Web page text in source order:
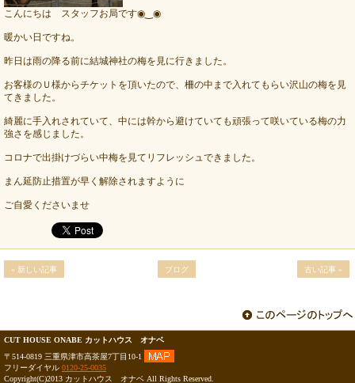
こんにちは スタッフお局です◉‿◉
暖かい日ですね。
昨日は雨の降る前に結城神社の梅を見に行きました。
お客様のＵ様からチケットを頂いたので、柵の中まで入れてもらい沢山の梅を見
てきました。
綺麗に手入れされていて、中には幹から避けていても頑張って咲いている梅の力
強さを感じました。
コロナで出掛けづらい中梅を見てリフレッシュできました。
まん延防止措置が早く解除されますように
ご自愛くださいませ
« 新しい記事 ブログ 古い記事 »
CUT HOUSE ONABE カットハウス オナベ
〒514-0819 三重県津市高茶屋7丁目10-1
フリーダイヤル 0120-25-0035
Copyright(C)2013 カットハウス オナベ All Rights Reserved.